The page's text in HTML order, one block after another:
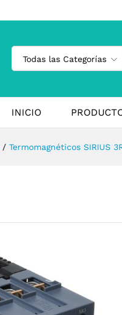
Todas las Categorías
INICIO
/ Termomagnéticos SIRIUS